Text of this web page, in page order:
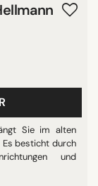
Sie im alten
Es besticht durch
und